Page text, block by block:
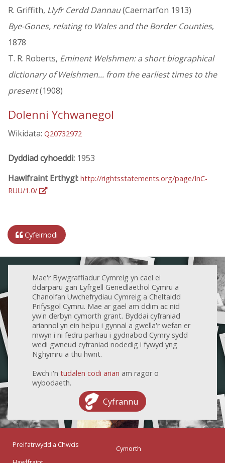
R. Griffith, Llyfr Cerdd Dannau(Caernarfon 1913)
Bye-Gones, relating to Wales and the Border Counties,
1878
T. R. Roberts, Eminent Welshmen: a short biographical
dictionary of Welshmen... from the earliest times to the
present(1908)
Dolenni Ychwanegol
Wikidata: Q20732972
Dyddiad cyhoeddi: 1953
Hawlfraint Erthygl: http://rightsstatements.org/page/InC-
RUU/1.0/
Cyfeirnodi
Mae'r Bywgraffiadur Cymreig yn cael ei
ddarparu gan Lyfrgell Genedlaethol Cymru a
Chanolfan Uwchefrydiau Cymreig a Cheltaidd
Prifysgol Cymru. Mae ar gael am ddim ac nid
yw'n derbyn cymorth grant. Byddai cyfraniad
ariannol yn ein helpu i gynnal a gwella'r wefan er
mwyn i ni fedru parhau i gydnabod Cymry sydd
wedi gwneud cyfraniad nodedig i fywyd yng
Nghymru a thu hwnt.
Ewch i'n tudalen codi arian am ragor o
wybodaeth.
Cyfrannu
Preifatrwydd a Chwcis
Cymorth